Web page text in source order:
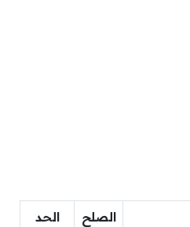
الصلح
الحد